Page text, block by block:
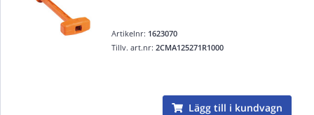
Artikelnr: 1623070
Tillv. art.nr:2CMA125271R1000
Lägg till i kundvagn